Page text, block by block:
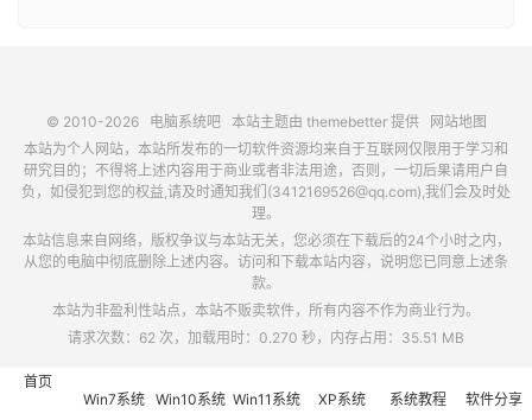
© 2010-2026 电脑系统吧本站主题由 themebetter提供
网站地图
本站为个人网站，本站所发布的一切软件资源均来自于互联网仅限用于学习和
研究目的；不得将上述内容用于商业或者非法用途，否则，一切后果请用户自
负，如侵犯到您的权益,请及时通知我们(3412169526@qq.com),我们会及时处
理。
本站信息来自网络，版权争议与本站无关，您必须在下载后的24个小时之内，
从您的电脑中彻底删除上述内容。访问和下载本站内容，说明您已同意上述条
款。
本站为非盈利性站点，本站不贩卖软件，所有内容不作为商业行为。
请求次数：62 次，加载用时：0.270 秒，内存占用：35.51 MB
首页
Win7系统 Win10系统 Win11系统 XP系统 系统教程 软件分享